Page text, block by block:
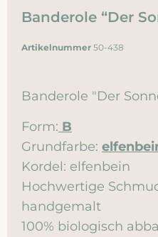
Banderole “Der
Artikelnummer 50-438
Banderole "Der
Form: B
Grundfarbe:
Kordel: elfenbein
Hochwertige
handgemalt
100% biologisch